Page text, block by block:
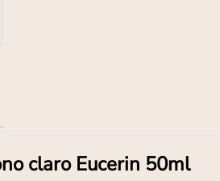
claro Eucerin 50ml